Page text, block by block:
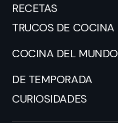
RECETAS
TRUCOS DE COCINA
COCINA DEL MUNDO
DE TEMPORADA
CURIOSIDADES